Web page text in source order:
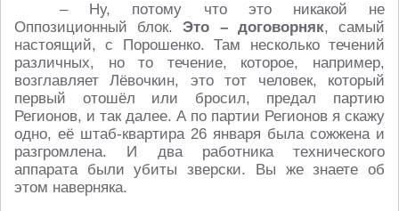
– Ну, потому что это никакой не
Оппозиционный блок.Это – договорняк, самый
настоящий, с Порошенко. Там несколько течений
различных, но то течение, которое, например,
возглавляет Лёвочкин, это тот человек, который
первый отошёл или бросил, предал партию
Регионов, и так далее. А по партии Регионов я скажу
одно, её штаб-квартира 26 января была сожжена и
разгромлена. И два работника технического
аппарата были убиты зверски. Вы же знаете об
этом наверняка.